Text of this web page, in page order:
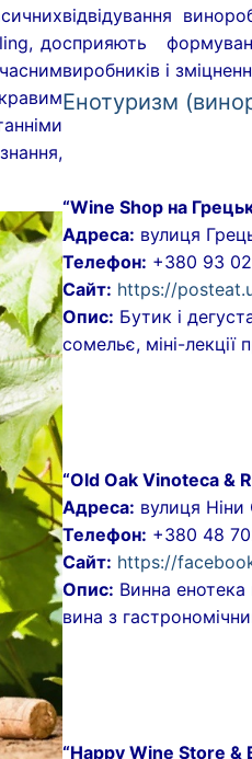
не існує
Одесі
області
України
харчування).
Бесарабії”
Гімн
годину
тривоги в Одесі
завалом
до
відвідування
сприяють
виробників і
Енотуризм
“Wine Shop на
Адреса: вулиця
Телефон: +380 93
Сайт: https://
Опис: Бутик і
сомельє, міні-лекції
“Old Oak Vinoteca &
Адреса: вулиця Ніни
Телефон: +380 48
Сайт: https://
Опис: Винна
вина з
“Happy Wine Store &